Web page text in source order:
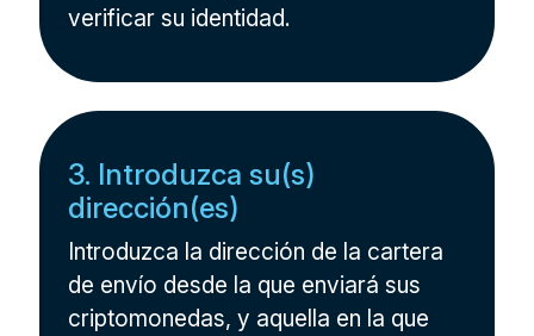
verificar su identidad.
3. Introduzca su(s)
dirección(es)
Introduzca la dirección de la cartera
de envío desde la que enviará sus
criptomonedas, y aquella en la que